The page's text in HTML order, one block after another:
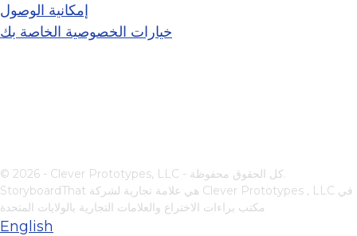
إمكانية الوصول
خيارات الخصوصية الخاصة بك
Clever Prototypes , LLC
مكتب براءات الاختراع والعلامات التجارية بالولايات المتحدة
English